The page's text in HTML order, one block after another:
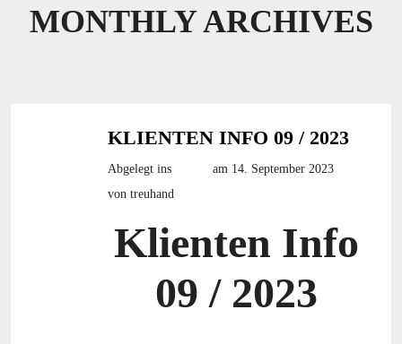
MONTHLY ARCHIVES
KLIENTEN INFO 09 / 2023
Abgelegt ins
am 14. September 2023
von treuhand
Klienten Info
09 / 2023